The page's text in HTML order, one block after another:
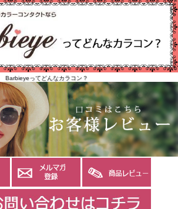
Barbieyeってどんなカラコン？